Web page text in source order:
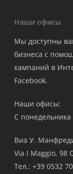
Наши офисы
Мы доступны
бизнеса с
кампаний в
Facebook.
Наши офисы:
С
Виа У.
Via I Maggio, 98
Тел.: +39 0532